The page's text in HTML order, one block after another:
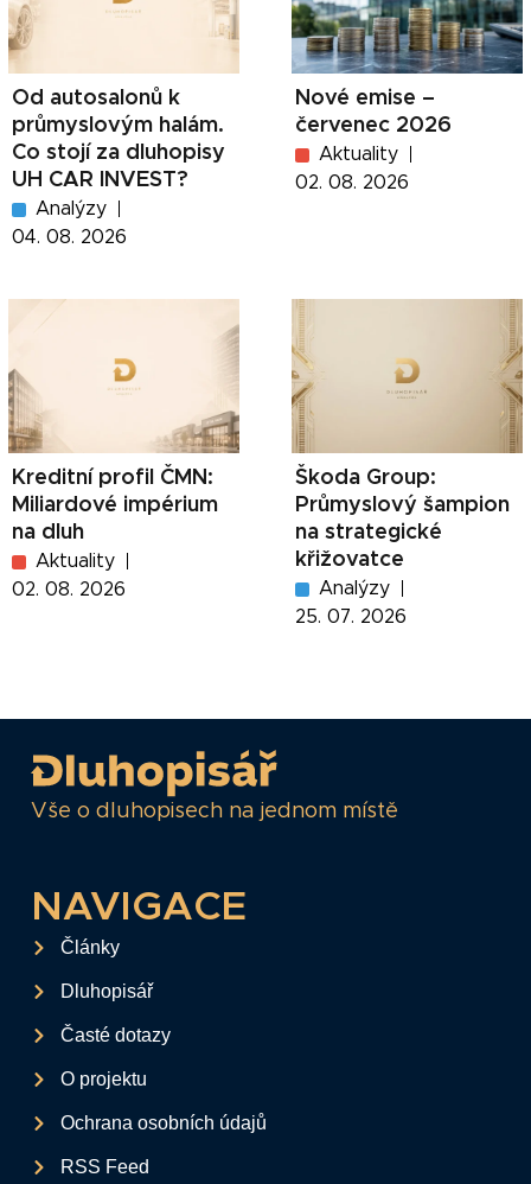
Od autosalonů k
průmyslovým halám.
Co stojí za dluhopisy
UH CAR INVEST?
Analýzy
04. 08. 2026
Nové emise –
červenec 2026
Aktuality
02. 08. 2026
Kreditní profil ČMN:
Miliardové impérium
na dluh
Aktuality
02. 08. 2026
Škoda Group:
Průmyslový šampion
na strategické
křižovatce
Analýzy
25. 07. 2026
Vše o dluhopisech na jednom místě
NAVIGACE
Články
Dluhopisář
Časté dotazy
O projektu
Ochrana osobních údajů
RSS Feed